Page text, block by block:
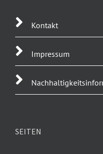
Kontakt
Impressum
SEITEN